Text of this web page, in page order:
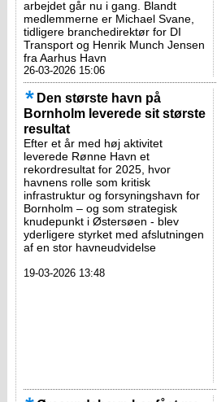
arbejdet går nu i gang. Blandt
medlemmerne er Michael Svane,
tidligere branchedirektør for DI
Transport og Henrik Munch Jensen
fra Aarhus Havn
26-03-2026 15:06
Den største havn på
Bornholm leverede sit største
resultat
Efter et år med høj aktivitet
leverede Rønne Havn et
rekordresultat for 2025, hvor
havnens rolle som kritisk
infrastruktur og forsyningshavn for
Bornholm – og som strategisk
knudepunkt i Østersøen - blev
yderligere styrket med afslutningen
af en stor havneudvidelse
19-03-2026 13:48